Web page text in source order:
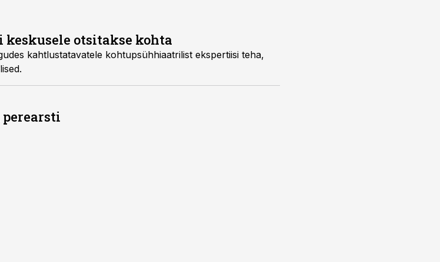
otsitakse kohta
kahtlustatavatele kohtupsühhiaatrilist ekspertiisi teha,